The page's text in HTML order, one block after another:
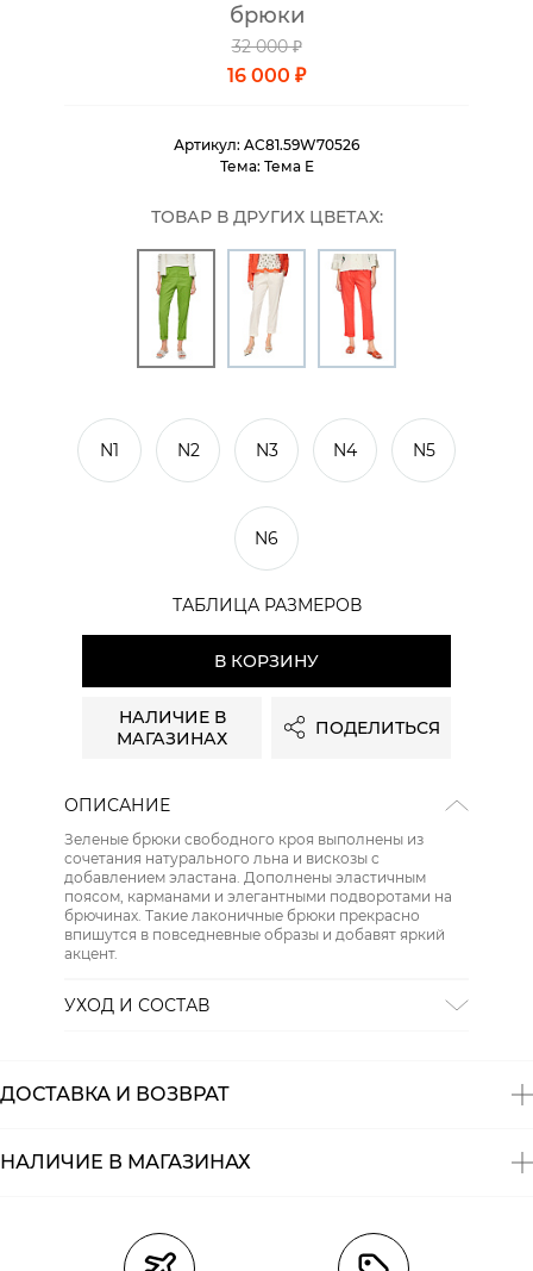
брюки
32 000 ₽
16 000 ₽
Артикул: AC81.59W70526
Тема: Тема E
ТОВАР В ДРУГИХ ЦВЕТАХ:
N1 N2 N3 N4 N5
N6
ТАБЛИЦА РАЗМЕРОВ
В КОРЗИНУ
НАЛИЧИЕ В
МАГАЗИНАХ
ПОДЕЛИТЬСЯ
ОПИСАНИЕ
Зеленые брюки свободного кроя выполнены из
сочетания натурального льна и вискозы с
добавлением эластана. Дополнены эластичным
поясом, карманами и элегантными подворотами на
брючинах. Такие лаконичные брюки прекрасно
впишутся в повседневные образы и добавят яркий
акцент.
УХОД И СОСТАВ
ДОСТАВКА И ВОЗВРАТ
НАЛИЧИЕ В МАГАЗИНАХ